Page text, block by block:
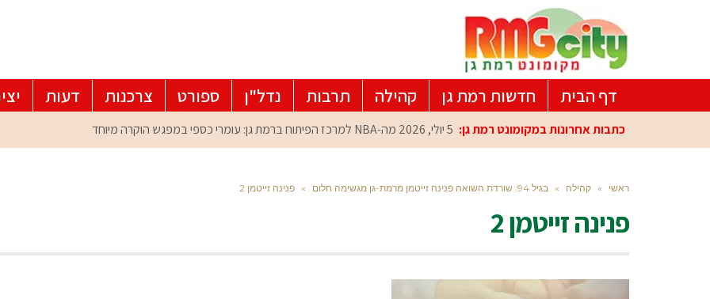
דף הבית חדשות רמת גן קהילה תרבות נדל"ן ספורט צרכנות דעות
כתבות אחרונות במקומונט רמת גן: 5 יולי, 2026 מה-NBA למרכז הפיתוח ברמת גן: עומרי כספי במפגש הוקרה מיוחד
ראשי » קהילה » בגיל 94: שורדת השואה פנינה זייטמן מרמת-גן מגשימה חלום » פנינה זייטמן 2
פנינה זייטמן 2